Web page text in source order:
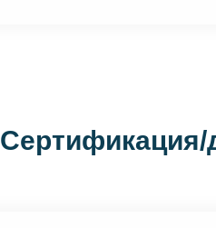
Сертификация/